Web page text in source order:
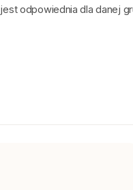
odpowiednia dla danej